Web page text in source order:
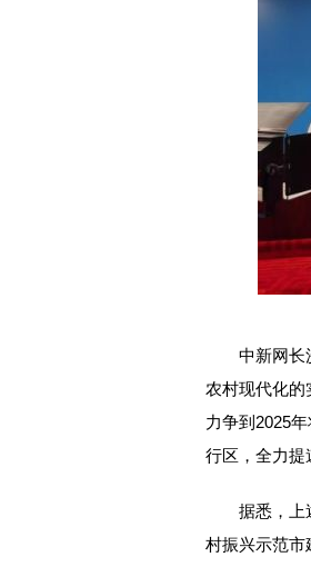
中新网长沙
农村现代化的
力争到2025
行区，全力提
据悉，上述
村振兴示范市